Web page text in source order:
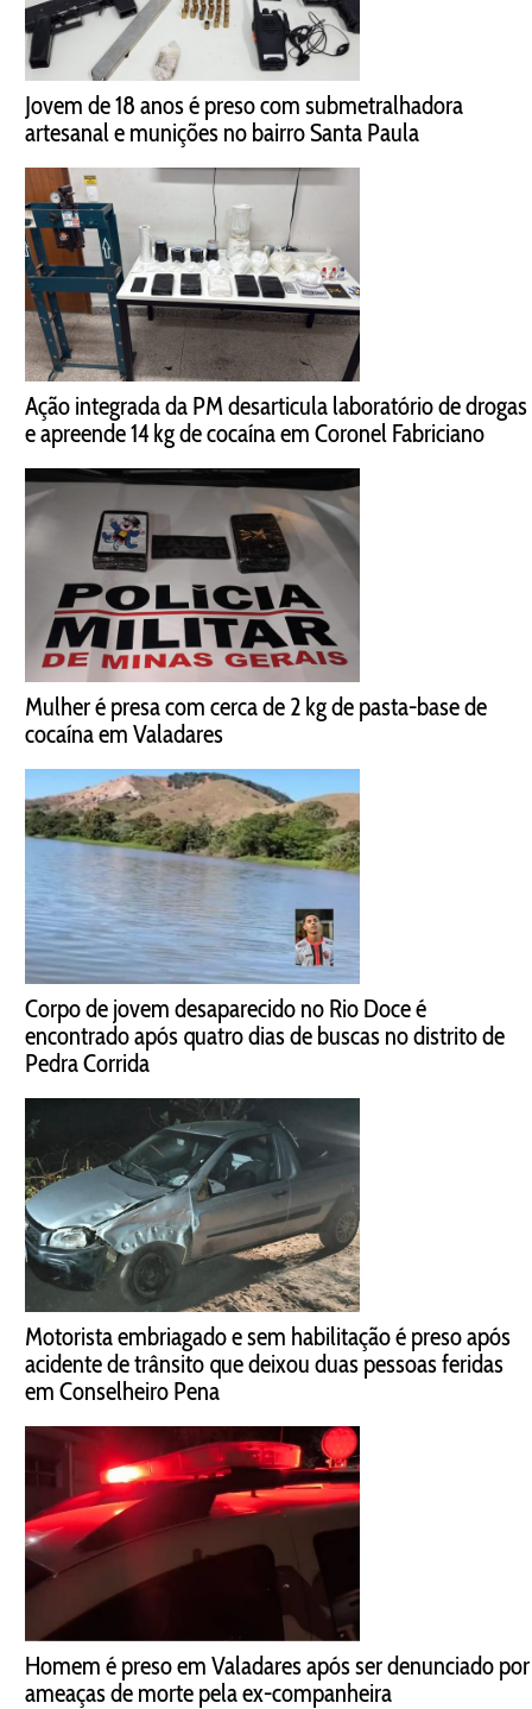
Jovem de 18 anos é preso com submetralhadora
artesanal e munições no bairro Santa Paula
Ação integrada da PM desarticula laboratório de drogas
e apreende 14 kg de cocaína em Coronel Fabriciano
Mulher é presa com cerca de 2 kg de pasta-base de
cocaína em Valadares
Corpo de jovem desaparecido no Rio Doce é
encontrado após quatro dias de buscas no distrito de
Pedra Corrida
Motorista embriagado e sem habilitação é preso após
acidente de trânsito que deixou duas pessoas feridas
em Conselheiro Pena
Homem é preso em Valadares após ser denunciado por
ameaças de morte pela ex-companheira